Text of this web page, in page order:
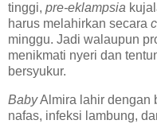
tinggi, pre-eklampsia
harus melahirkan secara
minggu. Jadi walaupun
menikmati nyeri dan
bersyukur.
BabyAlmira lahir dengan
nafas, infeksi lambung,